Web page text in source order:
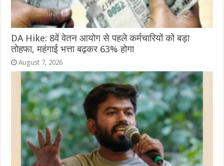
DA Hike: 8वें वेतन आयोग से पहले कर्मचारियों को बड़ा
तोहफा, महंगाई भत्ता बढ़कर 63% होगा
August 7, 2026